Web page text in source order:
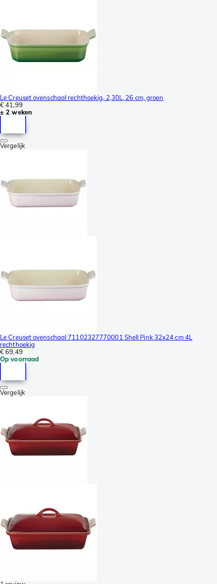
Le Creuset ovenschaal rechthoekig, 2,30L, 26 cm, groen
€ 41,99
± 2 weken
Vergelijk
Le Creuset ovenschaal 71102327770001 Shell Pink 32x24 cm 4L
rechthoekig
€ 69,49
Op voorraad
Vergelijk